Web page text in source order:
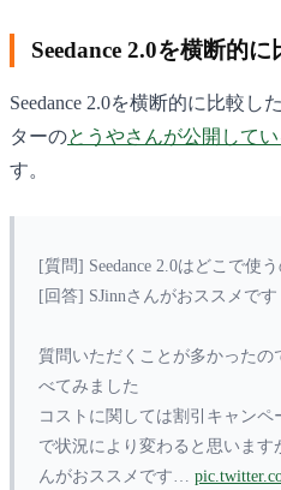
Seedance 2.0を横断的
Seedance 2.0を横断的に比較
ターのとうやさんが公開して
す。
[質問] Seedance 2.0はどこで使
[回答] SJinnさんがおススメです
質問いただくことが多かった
べてみました
コストに関しては割引キャン
で状況により変わると思います
んがおススメです…